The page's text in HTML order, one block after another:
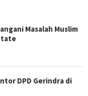
Masalah Muslim
DPD Gerindra di